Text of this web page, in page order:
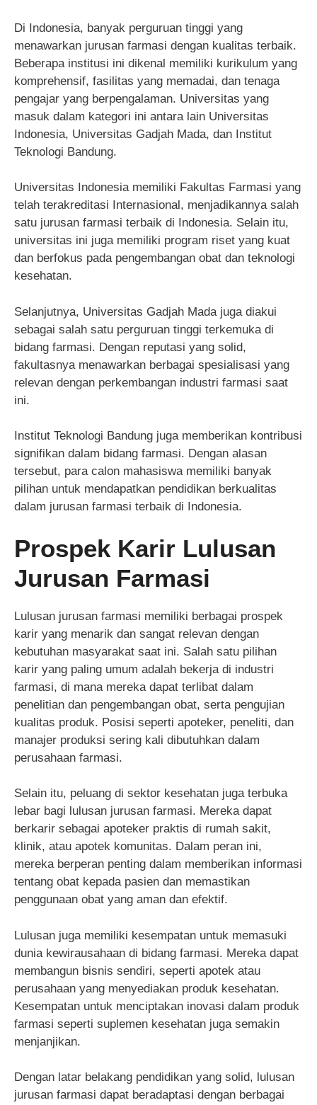
Di Indonesia, banyak perguruan tinggi yang
menawarkan jurusan farmasi dengan kualitas terbaik.
Beberapa institusi ini dikenal memiliki kurikulum yang
komprehensif, fasilitas yang memadai, dan tenaga
pengajar yang berpengalaman. Universitas yang
masuk dalam kategori ini antara lain Universitas
Indonesia, Universitas Gadjah Mada, dan Institut
Teknologi Bandung.
Universitas Indonesia memiliki Fakultas Farmasi yang
telah terakreditasi Internasional, menjadikannya salah
satu jurusan farmasi terbaik di Indonesia. Selain itu,
universitas ini juga memiliki program riset yang kuat
dan berfokus pada pengembangan obat dan teknologi
kesehatan.
Selanjutnya, Universitas Gadjah Mada juga diakui
sebagai salah satu perguruan tinggi terkemuka di
bidang farmasi. Dengan reputasi yang solid,
fakultasnya menawarkan berbagai spesialisasi yang
relevan dengan perkembangan industri farmasi saat
ini.
Institut Teknologi Bandung juga memberikan kontribusi
signifikan dalam bidang farmasi. Dengan alasan
tersebut, para calon mahasiswa memiliki banyak
pilihan untuk mendapatkan pendidikan berkualitas
dalam jurusan farmasi terbaik di Indonesia.
Prospek Karir Lulusan
Jurusan Farmasi
Lulusan jurusan farmasi memiliki berbagai prospek
karir yang menarik dan sangat relevan dengan
kebutuhan masyarakat saat ini. Salah satu pilihan
karir yang paling umum adalah bekerja di industri
farmasi, di mana mereka dapat terlibat dalam
penelitian dan pengembangan obat, serta pengujian
kualitas produk. Posisi seperti apoteker, peneliti, dan
manajer produksi sering kali dibutuhkan dalam
perusahaan farmasi.
Selain itu, peluang di sektor kesehatan juga terbuka
lebar bagi lulusan jurusan farmasi. Mereka dapat
berkarir sebagai apoteker praktis di rumah sakit,
klinik, atau apotek komunitas. Dalam peran ini,
mereka berperan penting dalam memberikan informasi
tentang obat kepada pasien dan memastikan
penggunaan obat yang aman dan efektif.
Lulusan juga memiliki kesempatan untuk memasuki
dunia kewirausahaan di bidang farmasi. Mereka dapat
membangun bisnis sendiri, seperti apotek atau
perusahaan yang menyediakan produk kesehatan.
Kesempatan untuk menciptakan inovasi dalam produk
farmasi seperti suplemen kesehatan juga semakin
menjanjikan.
Dengan latar belakang pendidikan yang solid, lulusan
jurusan farmasi dapat beradaptasi dengan berbagai